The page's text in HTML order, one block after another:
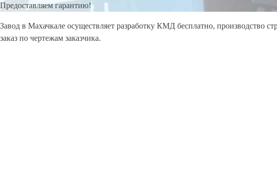
Предоставляем гарантию!
Завод в Махачкале осуществляет разработку КМД бесплатно, производство
заказ по чертежам заказчика.